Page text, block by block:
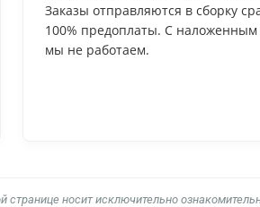
Заказы отправляются в сборку
100% предоплаты. С
мы не работаем.
носит исключительно